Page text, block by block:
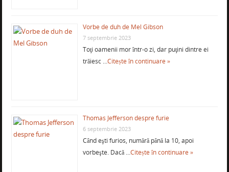
Vorbe de duh de Mel Gibson
7 septembrie 2023
Toţi oamenii mor într-o zi, dar puţini dintre ei
trăiesc …Citește în continuare »
Thomas Jefferson despre furie
6 septembrie 2023
Când eşti furios, numără până la 10, apoi
vorbeşte. Dacă …Citește în continuare »